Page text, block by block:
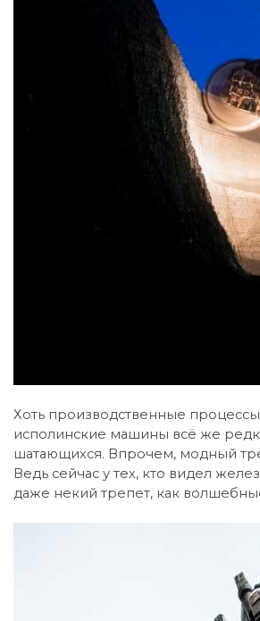
Хоть производственные
исполинские машины всё же
шатающихся. Впрочем, модный
Ведь сейчас у тех, кто видел
даже некий трепет, как